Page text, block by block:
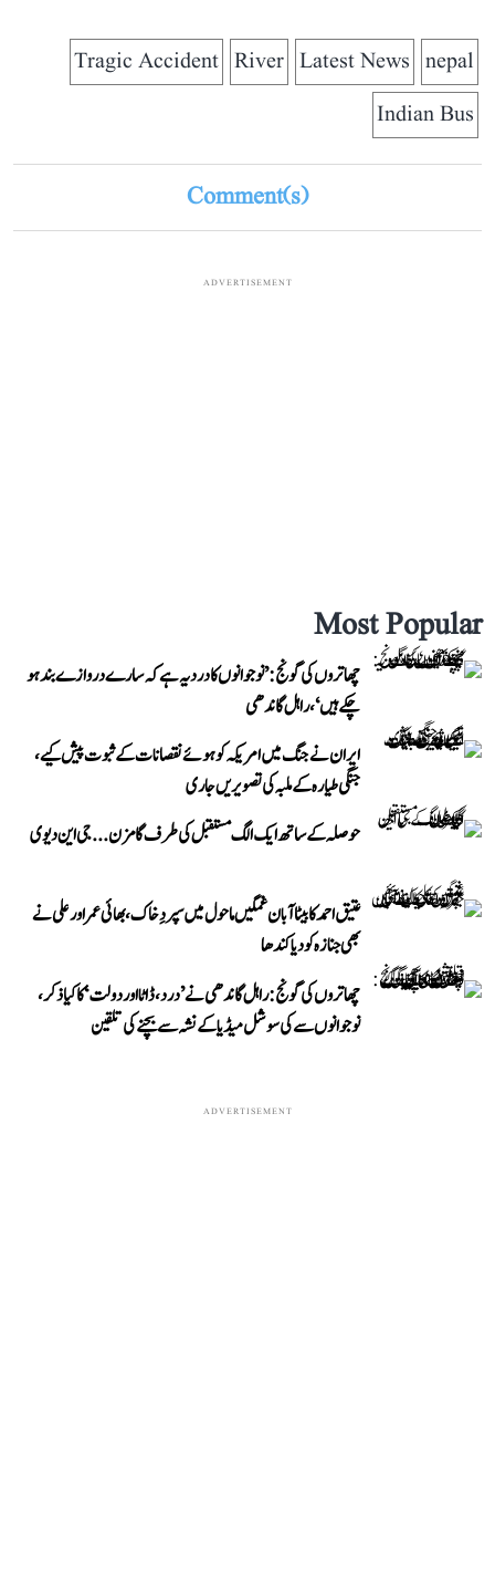
nepal
Latest News
River
Tragic Accident
Indian Bus
Comment(s)
ADVERTISEMENT
Most Popular
چھاتروں کی گونج: ’نوجوانوں کا درد یہ ہے کہ سارے دروازے بند ہو
چکے ہیں‘، راہل گاندھی
ایران نے جنگ میں امریکہ کو ہوئے نقصانات کے ثبوت پیش کیے،
جنگی طیارہ کے ملبہ کی تصویریں جاری
حوصلہ کے ساتھ ایک الگ مستقبل کی طرف گامزن... جی این دیوی
عتیق احمد کا بیٹا آبان غمگین ماحول میں سپردِ خاک، بھائی عمر اور علی نے
بھی جنازہ کو دیا کندھا
چھاتروں کی گونج: راہل گاندھی نے ’درد، ڈاٹا اور دولت‘ کا کیا ذکر،
نوجوانوں سے کی سوشل میڈیا کے نشہ سے بچنے کی تلقین
ADVERTISEMENT